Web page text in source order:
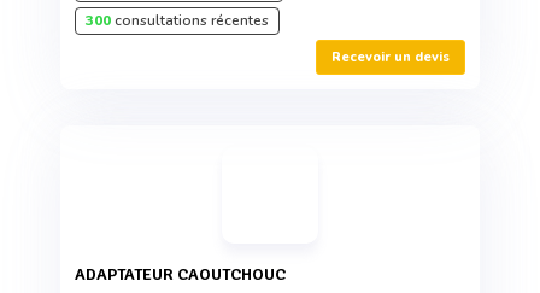
300consultations récentes
Recevoir un devis
ADAPTATEUR CAOUTCHOUC